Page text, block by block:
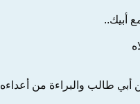
أبيك..
أبي طالب والبراءة من أعداءه